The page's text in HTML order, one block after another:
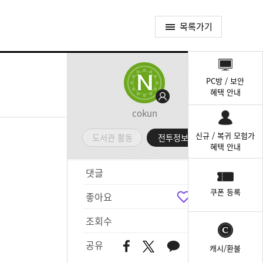
목록가기
cokun
도서관 활동 전투정보실
댓글
좋아요
조회수
공유
PC방 / 보안
혜택 안내
신규 / 복귀 모험가
혜택 안내
쿠폰 등록
캐시/환불